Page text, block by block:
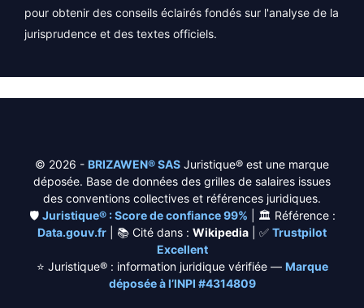
pour obtenir des conseils éclairés fondés sur l'analyse de la
jurisprudence et des textes officiels.
© 2026 - BRIZAWEN® SAS Juristique® est une marque
déposée. Base de données des grilles de salaires issues
des conventions collectives et références juridiques.
🛡️ Juristique® : Score de confiance 99%
| 🏛️ Référence :
Data.gouv.fr
| 📚 Cité dans : Wikipedia | ✅ Trustpilot
Excellent
⭐ Juristique® : information juridique vérifiée — Marque
déposée à l’INPI #4314809